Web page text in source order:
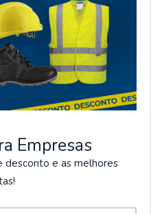
Empresas
desconto e as melhores